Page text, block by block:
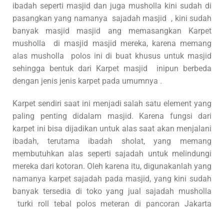
ibadah seperti masjid dan juga musholla kini sudah di
pasangkan yang namanya sajadah masjid , kini sudah
banyak masjid masjid ang memasangkan Karpet
musholla di masjid masjid mereka, karena memang
alas musholla polos ini di buat khusus untuk masjid
sehingga bentuk dari Karpet masjid inipun berbeda
dengan jenis jenis karpet pada umumnya .
Karpet sendiri saat ini menjadi salah satu element yang
paling penting didalam masjid. Karena fungsi dari
karpet ini bisa dijadikan untuk alas saat akan menjalani
ibadah, terutama ibadah sholat, yang memang
membutuhkan alas seperti sajadah untuk melindungi
mereka dari kotoran. Oleh karena itu, digunakanlah yang
namanya karpet sajadah pada masjid, yang kini sudah
banyak tersedia di toko yang jual sajadah musholla
turki roll tebal polos meteran di pancoran Jakarta